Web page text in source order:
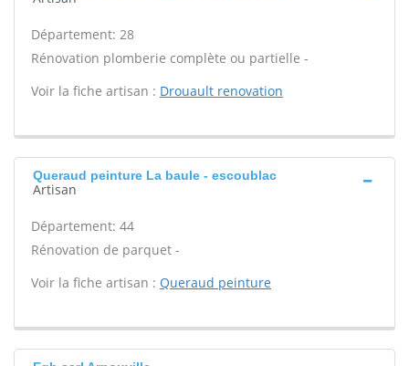
Département: 28
Rénovation plomberie complète ou partielle -
Voir la fiche artisan : Drouault renovation
Queraud peinture La baule - escoublac
Artisan
Département: 44
Rénovation de parquet -
Voir la fiche artisan : Queraud peinture